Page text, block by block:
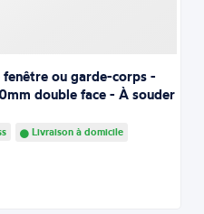
ou garde-corps -
double face - À souder
Livraison à domicile